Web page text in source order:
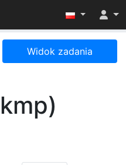
menu
Widok zadania